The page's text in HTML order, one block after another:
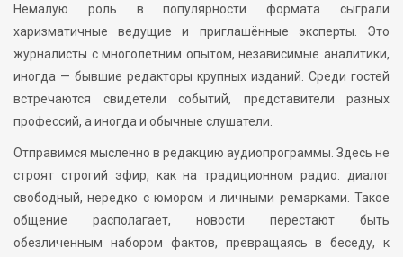
Немалую роль в популярности формата сыграли
харизматичные ведущие и приглашённые эксперты. Это
журналисты с многолетним опытом, независимые аналитики,
иногда — бывшие редакторы крупных изданий. Среди гостей
встречаются свидетели событий, представители разных
профессий, а иногда и обычные слушатели.
Отправимся мысленно в редакцию аудиопрограммы. Здесь не
строят строгий эфир, как на традиционном радио: диалог
свободный, нередко с юмором и личными ремарками. Такое
общение располагает, новости перестают быть
обезличенным набором фактов, превращаясь в беседу, к